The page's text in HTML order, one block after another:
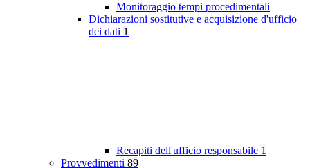
Monitoraggio tempi procedimentali
Dichiarazioni sostitutive e acquisizione d'ufficio
dei dati 1
Recapiti dell'ufficio responsabile 1
Provvedimenti 89